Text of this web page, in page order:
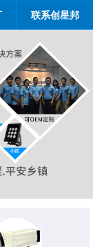
联系创星邦